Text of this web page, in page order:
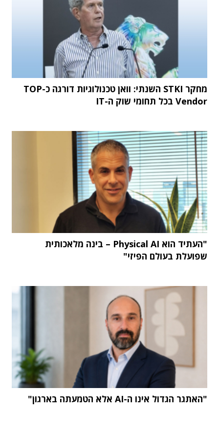
מחקר STKI השנתי: וואן טכנולוגיות דורגה כ-TOP
Vendor בכל תחומי שוק ה-IT
"העתיד הוא Physical AI – בינה מלאכותית
שפועלת בעולם הפיזי"
"האתגר הגדול אינו ה-AI אלא הטמעתה בארגון"